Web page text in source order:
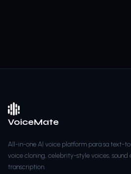
VoiceMate
All-in-one AI voice platform para sa text-
voice cloning, celebrity-style voices, sound
transcription.